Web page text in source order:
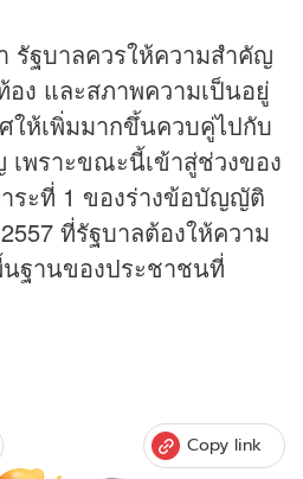
รัฐบาลควรให้ความสำคัญ
ง และสภาพความเป็นอยู่
ให้เพิ่มมากขึ้นควบคู่ไปกับ
เพราะขณะนี้เข้าสู่ช่วงของ
ระที่ 1 ของร่างข้อบัญญัติ
ที่รัฐบาลต้องให้ความ
ฐานของประชาชนที่
Copy link